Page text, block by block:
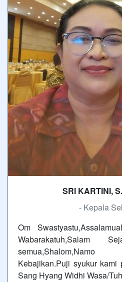
SRI KARTINI,
- Kepala
Om
Wabarakatuh,Salam
Kebajikan.Puji syukur kami
Sang Hyang Widhi Wasa/